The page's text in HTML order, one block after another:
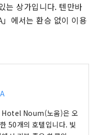
는 상가입니다. 텐만바
에서는 환승 없이 이용
Noum(노움)은 오
50개의 호텔입니다. 빛